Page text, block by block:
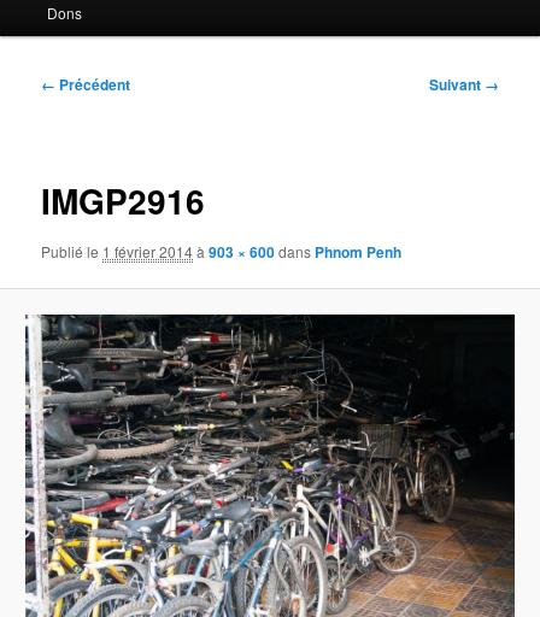
Dons
Navigation
← Précédent Suivant →
IMGP2916
Publié le 1 février 2014à903 × 600dans Phnom Penh